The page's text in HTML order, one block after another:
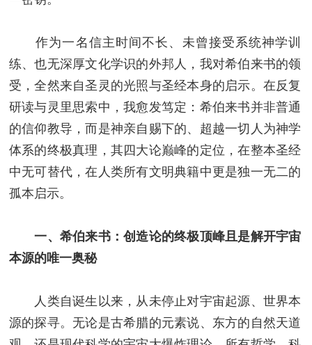
作为一名信主时间不长、未曾接受系统神学训
练、也无深厚文化学识的外邦人，我对希伯来书的领
受，全然来自圣灵的光照与圣经本身的启示。在反复
研读与灵里思索中，我愈发笃定：希伯来书并非普通
的信仰教导，而是神亲自赐下的、超越一切人为神学
体系的终极真理，其四大论巅峰的定位，在整本圣经
中无可替代，在人类所有文明典籍中更是独一无二的
孤本启示。
一、希伯来书：创造论的终极顶峰且是解开宇宙
本源的唯一奥秘
人类自诞生以来，从未停止对宇宙起源、世界本
源的探寻。无论是古希腊的元素说、东方的自然天道